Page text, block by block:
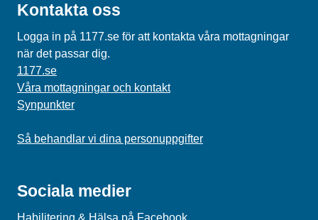
Kontakta oss
Logga in på 1177.se för att kontakta våra mottagningar
när det passar dig.
1177.se
Våra mottagningar och kontakt
Synpunkter
Så behandlar vi dina personuppgifter
Sociala medier
Habilitering & Hälsa på Facebook